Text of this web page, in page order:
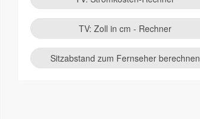
TV: Zoll in cm - Rechner
Sitzabstand zum Fernseher berechnen